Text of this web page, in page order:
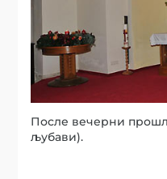
После вечерни
љубави).